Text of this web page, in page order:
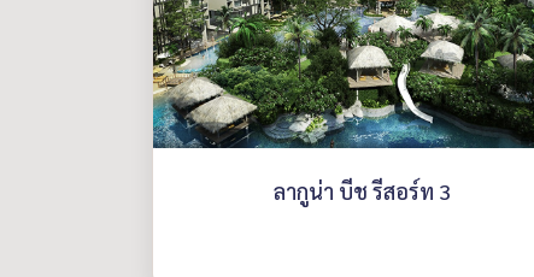
ลากูน่า บีช รีสอร์ท 3